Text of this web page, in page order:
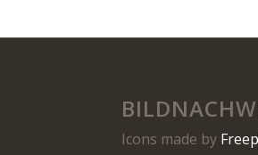
Icons made by